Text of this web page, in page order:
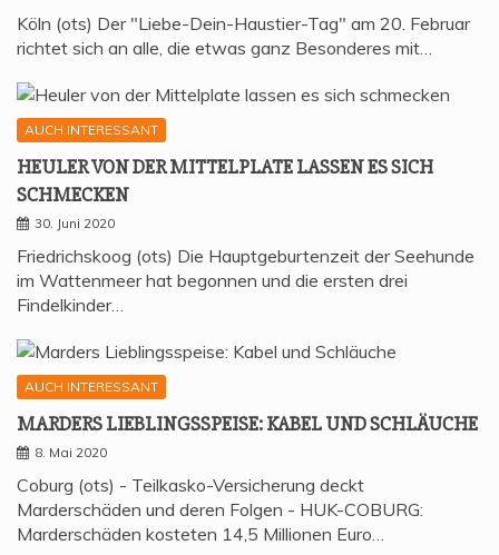
Köln (ots) Der "Liebe-Dein-Haustier-Tag" am 20. Februar
richtet sich an alle, die etwas ganz Besonderes mit…
AUCH INTERESSANT
HEU­LER VON DER MIT­TEL­P­LA­TE LAS­SEN ES SICH
SCHMECKEN
30. Juni 2020
Friedrichskoog (ots) Die Hauptgeburtenzeit der Seehunde
im Wattenmeer hat begonnen und die ersten drei
Findelkinder…
AUCH INTERESSANT
MAR­DERS LIEB­LINGS­SPEI­SE: KABEL UND SCHLÄUCHE
8. Mai 2020
Coburg (ots) - Teilkasko-Versicherung deckt
Marderschäden und deren Folgen - HUK-COBURG:
Marderschäden kosteten 14,5 Millionen Euro…